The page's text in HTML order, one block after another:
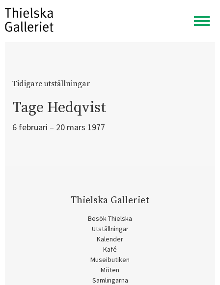
Visa
meny
Tidigare utställningar
Tage Hedqvist
6 februari – 20 mars 1977
Thielska Galleriet
Besök Thielska
Utställningar
Kalender
Kafé
Museibutiken
Möten
Samlingarna